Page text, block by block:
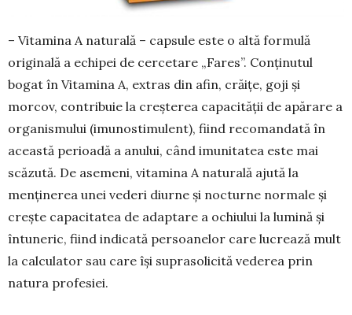
– Vitamina A naturală – capsule este o altă formulă
originală a echipei de cercetare „Fares”. Conținutul
bogat în Vitamina A, extras din afin, crăițe, goji și
morcov, contribuie la creșterea ca­pacității de apărare a
organismului (imunosti­mu­lent), fiind recomandată în
această perioadă a anului, când imunitatea este mai
scăzută. De asemeni, vitamina A naturală ajută la
menținerea unei vederi diurne și nocturne normale și
crește capacitatea de adaptare a ochiului la lumină și
întuneric, fiind indicată persoanelor care lucrează mult
la calculator sau care își suprasolicită vederea prin
natura profesiei.